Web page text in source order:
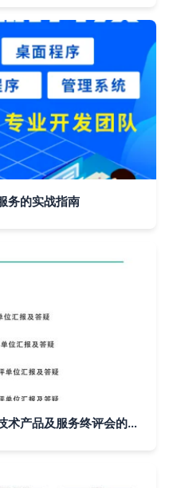
务的实战指南
技术驱动 第八届全国十佳文博技术产品及服务终评会的推广启示